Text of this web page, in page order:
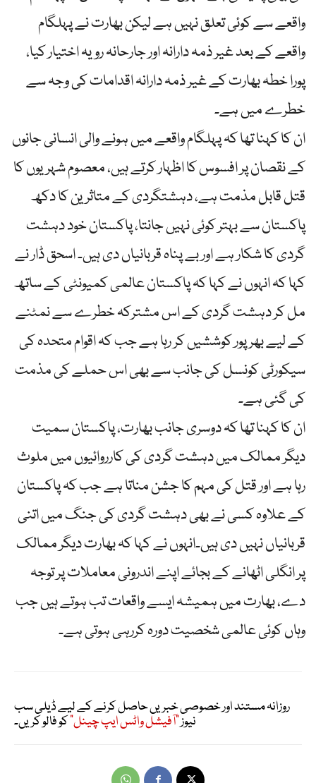
واقعے سے کوئی تعلق نہیں ہے لیکن بھارت نے پہلگام
واقعے کے بعد غیر ذمہ دارانہ اور جارحانہ رویہ اختیار کیا،
پورا خطہ بھارت کے غیر ذمہ دارانہ اقدامات کی وجہ سے
خطرے میں ہے۔
ان کا کہنا تھا کہ پہلگام واقعے میں ہونے والی انسانی جانوں
کے نقصان پر افسوس کا اظہار کرتے ہیں، معصوم شہریوں کا
قتل قابل مذمت ہے، دہشتگردی کے متاثرین کا دکھ
پاکستان سے بہتر کوئی نہیں جانتا، پاکستان خود دہشت
گردی کا شکار ہے اور بے پناہ قربانیاں دی ہیں۔ اسحق ڈار نے
کہا کہ انہوں نے کہا کہ پاکستان عالمی کمیونٹی کے ساتھ
مل کر دہشت گردی کے اس مشترکہ خطرے سے نمٹنے
کے لیے بھرپور کوششیں کر رہا ہے جب کہ اقوام متحدہ کی
سیکورٹی کونسل کی جانب سے بھی اس حملے کی مذمت
کی گئی ہے۔
ان کا کہنا تھا کہ دوسری جانب بھارت، پاکستان سمیت
دیگر ممالک میں دہشت گردی کی کارروائیوں میں ملوث
رہا ہے اور قتل کی مہم کا جشن مناتا ہے جب کہ پاکستان
کے علاوہ کسی نے بھی دہشت گردی کی جنگ میں اتنی
قربانیاں نہیں دی ہیں۔انہوں نے کہا کہ بھارت دیگر ممالک
پر انگلی اٹھانے کے بجائے اپنے اندرونی معاملات پر توجہ
دے، بھارت میں ہمیشہ ایسے واقعات تب ہوتے ہیں جب
وہاں کوئی عالمی شخصیت دورہ کررہی ہوتی ہے۔
روزانہ مستند اور خصوصی خبریں حاصل کرنے کے لیے ڈیلی سب
نیوز"آفیشل واٹس ایپ چینل"کو فالو کریں۔